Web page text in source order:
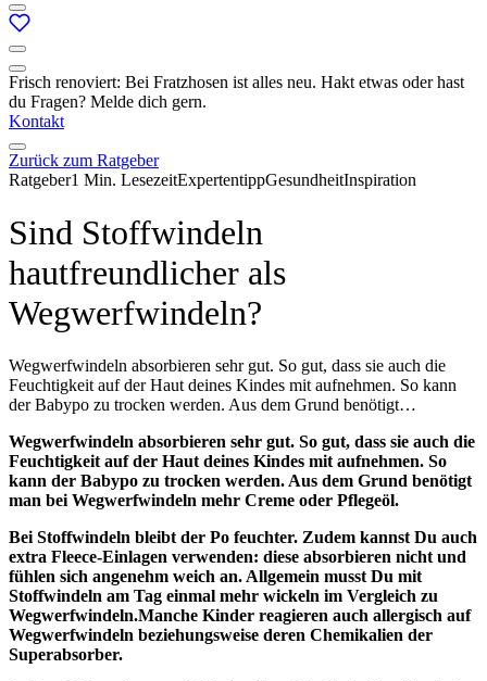
Frisch renoviert: Bei Fratzhosen ist alles neu. Hakt etwas oder hast
du Fragen? Melde dich gern.
Kontakt
Zurück zum Ratgeber
Ratgeber1 Min. LesezeitExpertentippGesundheitInspiration
Sind Stoffwindeln
hautfreundlicher als
Wegwerfwindeln?
Wegwerfwindeln absorbieren sehr gut. So gut, dass sie auch die
Feuchtigkeit auf der Haut deines Kindes mit aufnehmen. So kann
der Babypo zu trocken werden. Aus dem Grund benötigt…
Wegwerfwindeln absorbieren sehr gut. So gut, dass sie auch die
Feuchtigkeit auf der Haut deines Kindes mit aufnehmen. So
kann der Babypo zu trocken werden. Aus dem Grund benötigt
man bei Wegwerfwindeln mehr Creme oder Pflegeöl.
Bei Stoffwindeln bleibt der Po feuchter. Zudem kannst Du auch
extra Fleece-Einlagen verwenden: diese absorbieren nicht und
fühlen sich angenehm weich an. Allgemein musst Du mit
Stoffwindeln am Tag einmal mehr wickeln im Vergleich zu
Wegwerfwindeln.Manche Kinder reagieren auch allergisch auf
Wegwerfwindeln beziehungsweise deren Chemikalien der
Superabsorber.